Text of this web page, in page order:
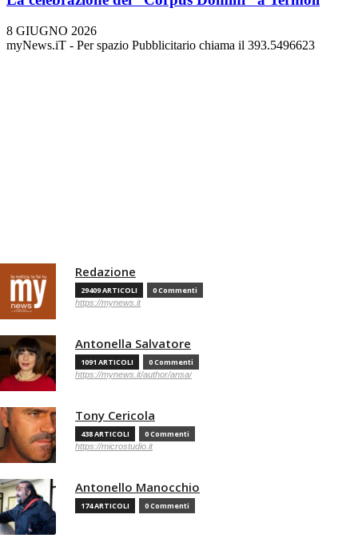
8 GIUGNO 2026
myNews.iT - Per spazio Pubblicitario chiama il 393.5496623
Redazione
29409 ARTICOLI 0 Commenti
https://mynews.it
Antonella Salvatore
1091 ARTICOLI 0 Commenti
https://mynews.it/author/ansa/
Tony Cericola
438 ARTICOLI 0 Commenti
https://microstudio.it
Antonello Manocchio
174 ARTICOLI 0 Commenti